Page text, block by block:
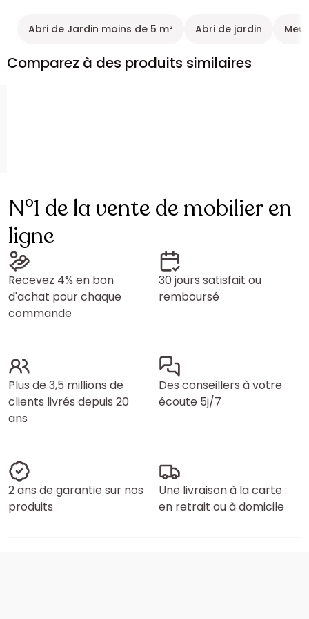
Abri de Jardin moins de 5 m² Abri de jardin
Comparez à des produits similaires
N°1 de la vente de mobilier en
ligne
Recevez 4% en bon
d'achat pour chaque
commande
30 jours satisfait ou
remboursé
Plus de 3,5 millions de
clients livrés depuis 20
ans
Des conseillers à votre
écoute 5j/7
2 ans de garantie sur nos
produits
Une livraison à la carte :
en retrait ou à domicile